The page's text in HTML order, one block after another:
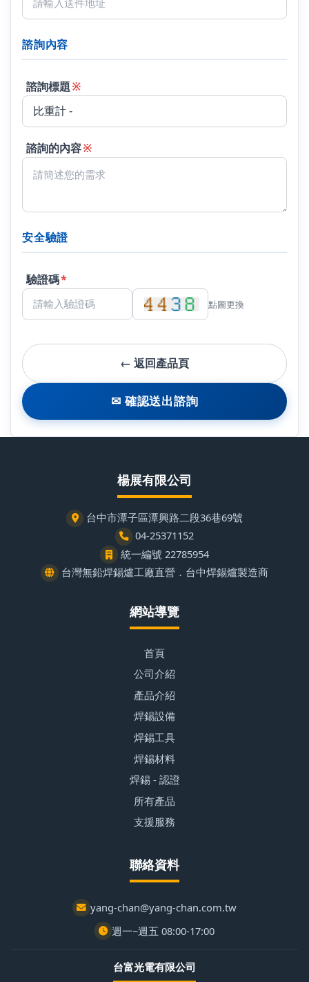
諮詢內容
諮詢標題※
諮詢的內容※
安全驗證
驗證碼*
點圖更換
← 返回產品頁
✉ 確認送出諮詢
楊展有限公司
台中市潭子區潭興路二段36巷69號
04-25371152
統一編號 22785954
台灣無鉛焊錫爐工廠直營．台中焊錫爐製造商
網站導覽
首頁
公司介紹
產品介紹
焊錫設備
焊錫工具
焊錫材料
焊錫 - 認證
所有產品
支援服務
聯絡資料
yang-chan@yang-chan.com.tw
週一~週五 08:00-17:00
台富光電有限公司